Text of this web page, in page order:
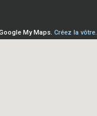
My Maps. Créez la vôtre.